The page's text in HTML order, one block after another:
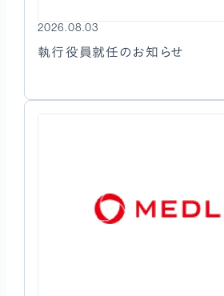
2026.08.03
執行役員就任のお知らせ